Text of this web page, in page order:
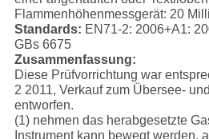
Flammenhöhenmessgerät: 20
Standards: EN71-2: 2006+A1:
GBs 6675
Zusammenfassung:
Diese Prüfvorrichtung war
2 2011, Verkauf zum Übersee-
entworfen.
(1) nehmen das herabgesetzte
Instrument kann bewegt werden,